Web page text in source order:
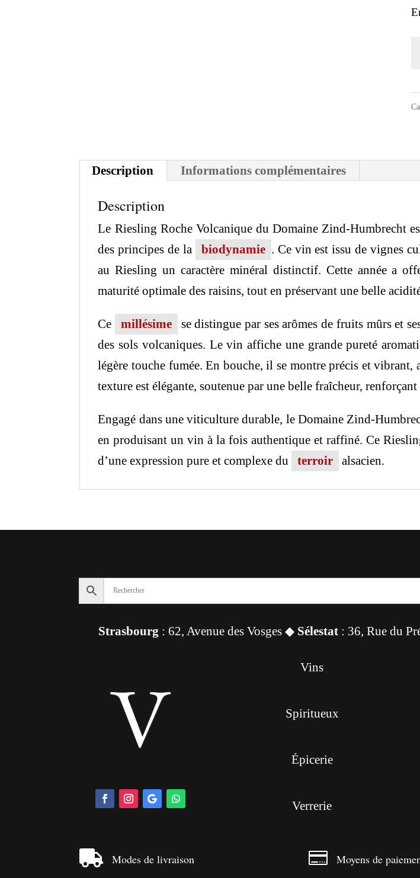
Description Informations complémentaires
Description
Le Riesling Roche Volcanique du Domaine Zind-Humbrecht
des principes de la
biodynamie . Ce vin est issu de vignes
au Riesling un caractère minéral distinctif. Cette année a
maturité optimale des raisins, tout en préservant une belle
Ce millésime
se distingue par ses arômes de fruits mûrs et
des sols volcaniques. Le vin affiche une grande pureté
légère touche fumée. En bouche, il se montre précis et
texture est élégante, soutenue par une belle fraîcheur,
Engagé dans une viticulture durable, le Domaine Zind-
en produisant un vin à la fois authentique et raffiné. Ce
d’une expression pure et complexe du
terroir alsacien.
Strasbourg : 62, Avenue des Vosges ◆ Sélestat : 36, Rue du
Vins
Spiritueux
Épicerie
Verrerie
 Modes de livraison  Moyens de